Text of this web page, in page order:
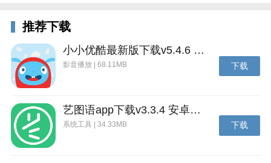
推荐下载
小小优酷最新版下载v5.4.6 安卓官方版
影音播放 | 68.11MB 下载
艺图语app下载v3.3.4 安卓免费版
系统工具 | 34.33MB 下载